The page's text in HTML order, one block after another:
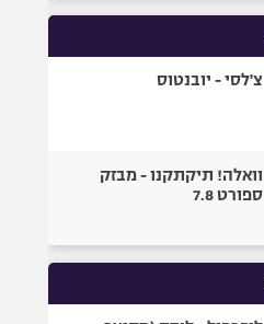
צ'לסי - יובנטוס
וואלה! תיקתקנו - מבזק
ספורט 7.8